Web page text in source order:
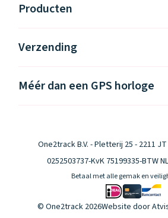
Producten
Verzending
Méér dan een GPS horloge
© One2track 2026Website door
Betaal met alle gemak en
One2track B.V. - Pletterij 25 - 2211
0252503737-KvK 75199335-BTW